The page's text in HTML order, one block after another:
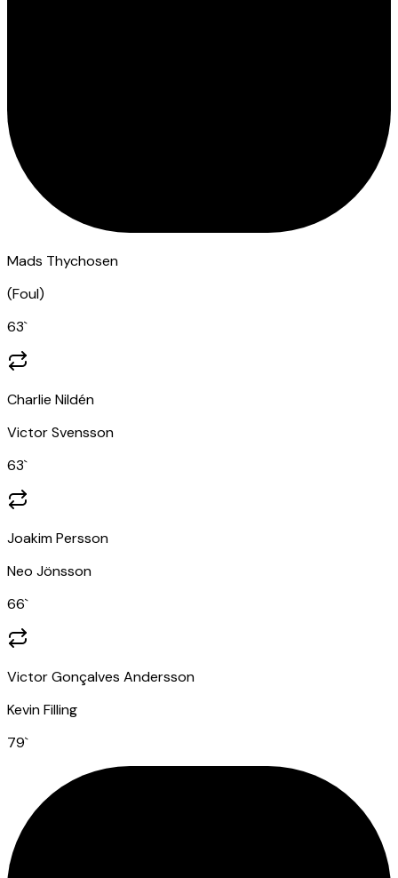
Mads Thychosen
(Foul)
63`
Charlie Nildén
Victor Svensson
63`
Joakim Persson
Neo Jönsson
66`
Victor Gonçalves Andersson
Kevin Filling
79`